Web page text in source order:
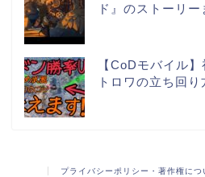
ド』のストーリー
【CoDモバイル
トロワの立ち回
プライバシーポリシー・著作権につ